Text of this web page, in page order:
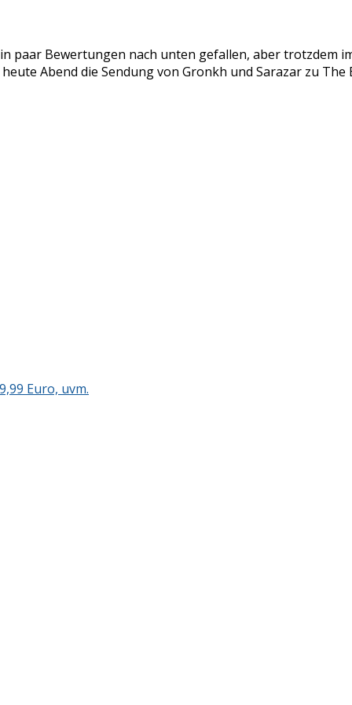
paar Bewertungen nach unten gefallen, aber trotzdem
Abend die Sendung von Gronkh und Sarazar zu The
Euro, uvm.